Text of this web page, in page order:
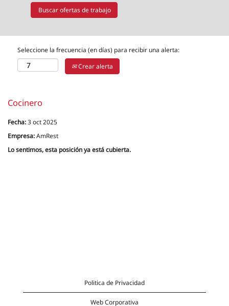
Seleccione la frecuencia (en días) para recibir una alerta:
Crear alerta
Cocinero
Fecha:3 oct 2025
Empresa:AmRest
Lo sentimos, esta posición ya está cubierta.
Politica de Privacidad
Web Corporativa